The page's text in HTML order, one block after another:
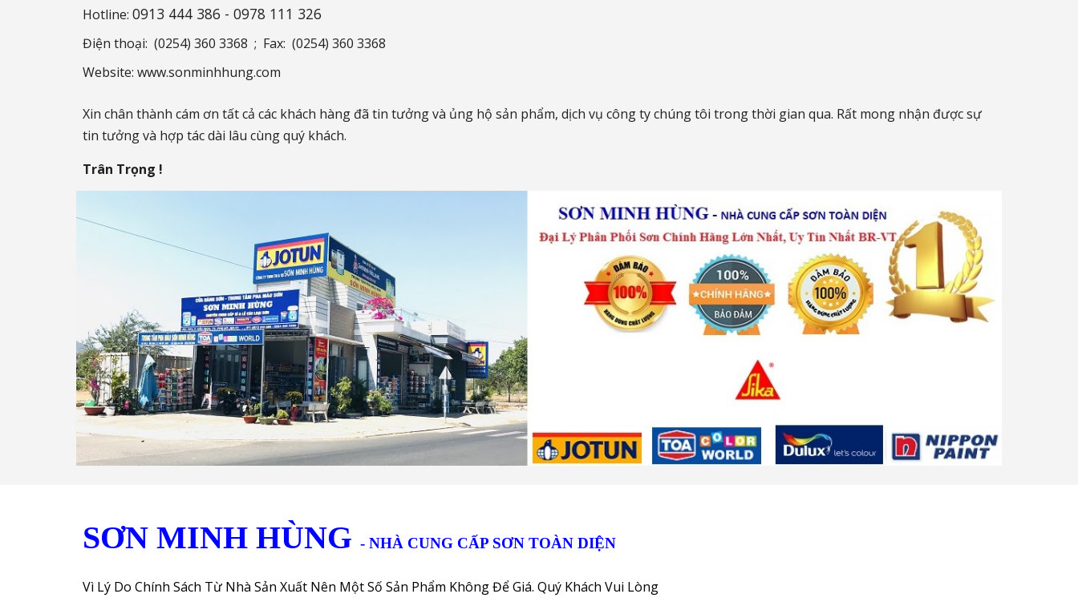
Hotline: 0913 444 386 - 0978 111 326
Điện thoại: (0254) 360 3368 ; Fax: (0254) 360 3368
Website: www.sonminhhung.com
Xin chân thành cám ơn tất cả các khách hàng đã tin tưởng và ủng hộ sản phẩm, dịch vụ công ty chúng tôi trong thời gian qua. Rất mong nhận được sự
tin tưởng và hợp tác dài lâu cùng quý khách.
Trân Trọng !
SƠN MINH HÙNG - NHÀ CUNG CẤP SƠN TOÀN DIỆN
Vì Lý Do Chính Sách Từ Nhà Sản Xuất Nên Một Số Sản Phẩm Không Để Giá. Quý Khách Vui Lòng